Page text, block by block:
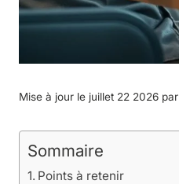
Mise à jour le juillet 22 2026 par
Sommaire
Points à retenir